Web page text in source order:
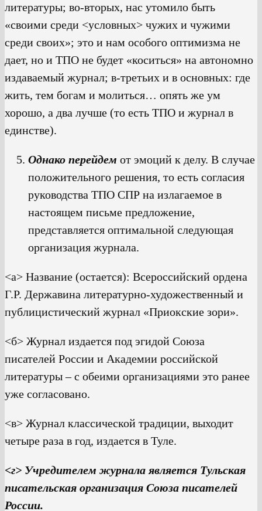
литературы; во-вторых, нас утомило быть
«своими среди <условных> чужих и чужими
среди своих»; это и нам особого оптимизма не
дает, но и ТПО не будет «коситься» на автономно
издаваемый журнал; в-третьих и в основных: где
жить, тем богам и молиться… опять же ум
хорошо, а два лучше (то есть ТПО и журнал в
единстве).
Однако перейдем от эмоций к делу. В случае
положительного решения, то есть согласия
руководства ТПО СПР на излагаемое в
настоящем письме предложение,
представляется оптимальной следующая
организация журнала.
<а> Название (остается): Всероссийский ордена
Г.Р. Державина литературно-художественный и
публицистический журнал «Приокские зори».
<б> Журнал издается под эгидой Союза
писателей России и Академии российской
литературы – с обеими организациями это ранее
уже согласовано.
<в> Журнал классической традиции, выходит
четыре раза в год, издается в Туле.
<г> Учредителем журнала является Тульская
писательская организация Союза писателей
России.